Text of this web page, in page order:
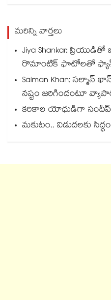
మరిన్ని వార్తలు
Jiya Shankar:
రొమాంటిక్ ఫొటోలతో
Salman Khan: సల్మాన్
నష్టం జరిగిందంటూ
కరికాల యోధుడిగా
మకుటం.. విడుదలకు సిద్ధం